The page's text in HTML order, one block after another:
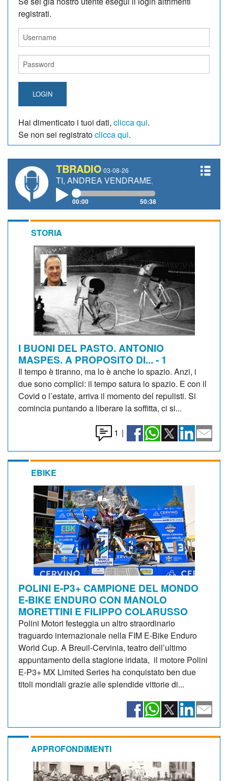
registrati.
LOGIN
Hai dimenticato i tuoi dati, clicca qui.
Se non sei registratoclicca qui.
TBRADIO 03-08-26
ANDREA VENDRAME, FILIPPO FIORELLI
00:00 50:38
STORIA
I BUONI DEL PASTO. ANTONIO
MASPES. A PROPOSITO DI... - 1
Il tempo è tiranno, ma lo è anche lo spazio. Anzi, i
due sono complici: il tempo satura lo spazio. E con il
Covid o l’estate, arriva il momento del repulisti. Si
comincia puntando a liberare la soffitta, ci si...
1 |
EBIKE
POLINI E-P3+ CAMPIONE DEL MONDO
E-BIKE ENDURO CON MANOLO
MORETTINI E FILIPPO COLARUSSO
Polini Motori festeggia un altro straordinario
traguardo internazionale nella FIM E-Bike Enduro
World Cup. A Breuil-Cervinia, teatro dell’ultimo
appuntamento della stagione iridata, il motore Polini
E-P3+ MX Limited Series ha conquistato ben due
titoli mondiali grazie alle splendide vittorie di...
APPROFONDIMENTI